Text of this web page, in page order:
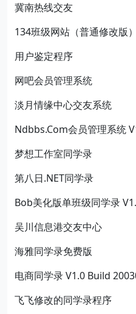
冀南热线交友
134班级网站（普通修改版）
用户鉴定程序
网吧会员管理系统
淡月情缘中心交友系统
Ndbbs.Com会员管理系统
梦想工作室同学录
第八日.NET同学录
Bob美化版单班级同学录
吴川信息港交友中心
海雅同学录免费版
电商同学录 V1.0 Build
飞飞修改的同学录程序